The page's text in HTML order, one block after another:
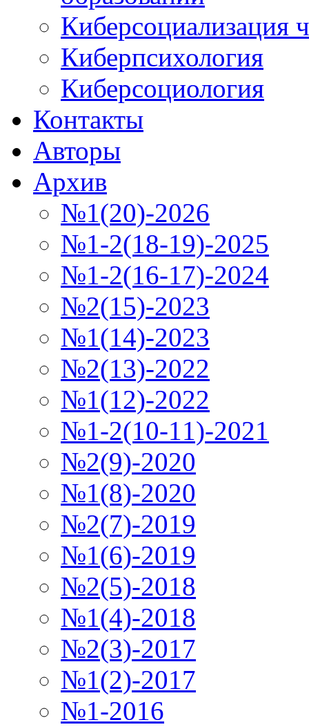
Киберсоциализация
Киберпсихология
Киберсоциология
Контакты
Авторы
Архив
№1(20)-2026
№1-2(18-19)-2025
№1-2(16-17)-2024
№2(15)-2023
№1(14)-2023
№2(13)-2022
№1(12)-2022
№1-2(10-11)-2021
№2(9)-2020
№1(8)-2020
№2(7)-2019
№1(6)-2019
№2(5)-2018
№1(4)-2018
№2(3)-2017
№1(2)-2017
№1-2016